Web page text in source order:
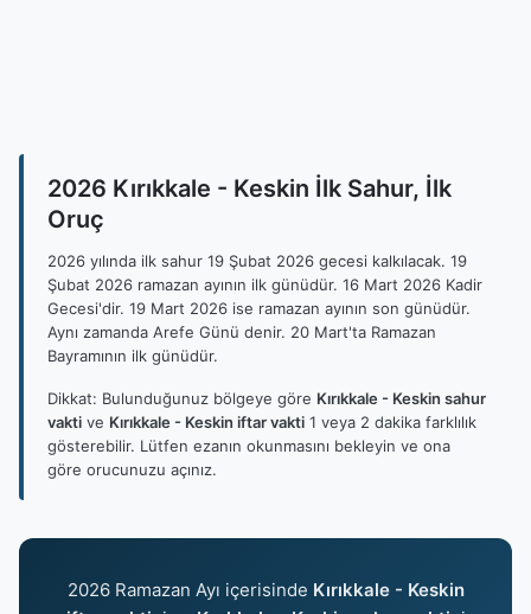
2026 Kırıkkale - Keskin İlk Sahur, İlk
Oruç
2026 yılında ilk sahur 19 Şubat 2026 gecesi kalkılacak. 19
Şubat 2026 ramazan ayının ilk günüdür. 16 Mart 2026 Kadir
Gecesi'dir. 19 Mart 2026 ise ramazan ayının son günüdür.
Aynı zamanda Arefe Günü denir. 20 Mart'ta Ramazan
Bayramının ilk günüdür.
Dikkat: Bulunduğunuz bölgeye göre Kırıkkale - Keskin sahur
vakti ve Kırıkkale - Keskin iftar vakti 1 veya 2 dakika farklılık
gösterebilir. Lütfen ezanın okunmasını bekleyin ve ona
göre orucunuzu açınız.
2026 Ramazan Ayı içerisinde Kırıkkale - Keskin